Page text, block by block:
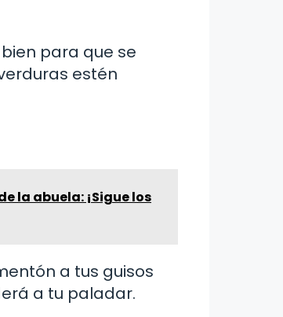
para que se
estén
la abuela: ¡Sigue los
a tus guisos
a tu paladar.